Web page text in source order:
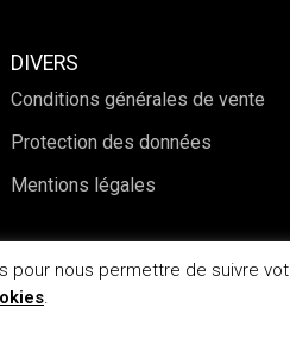
DIVERS
Conditions générales de vente
Protection des données
Mentions légales
nous permettre de suivre
.